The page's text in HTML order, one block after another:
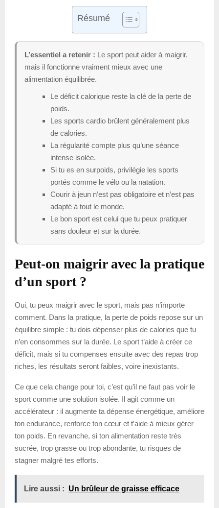
Résumé
L’essentiel a retenir : Le sport peut aider à maigrir,
mais il fonctionne vraiment mieux avec une
alimentation équilibrée.
Le déficit calorique reste la clé de la perte de
poids.
Les sports cardio brûlent généralement plus
de calories.
La régularité compte plus qu’une séance
intense isolée.
Si tu es en surpoids, privilégie les sports
portés comme le vélo ou la natation.
Courir à jeun n’est pas obligatoire et n’est pas
adapté à tout le monde.
Le bon sport est celui que tu peux pratiquer
sans douleur et sur la durée.
Peut-on maigrir avec la pratique
d’un sport ?
Oui, tu peux maigrir avec le sport, mais pas n’importe
comment. Dans la pratique, la perte de poids repose sur un
équilibre simple : tu dois dépenser plus de calories que tu
n’en consommes sur la durée. Le sport t’aide à créer ce
déficit, mais si tu compenses ensuite avec des repas trop
riches, les résultats seront faibles, voire inexistants.
Ce que cela change pour toi, c’est qu’il ne faut pas voir le
sport comme une solution isolée. Il agit comme un
accélérateur : il augmente ta dépense énergétique, améliore
ton endurance, renforce ton cœur et t’aide à mieux gérer
ton poids. En revanche, si ton alimentation reste très
sucrée, trop grasse ou trop abondante, tu risques de
stagner malgré tes efforts.
Lire aussi : Un brûleur de graisse efficace